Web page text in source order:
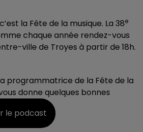
la Fête de la musique. La 38e
chaque année rendez-vous
ville de Troyes à partir de 18h.
programmatrice de la Fête de la
donne quelques bonnes
le podcast